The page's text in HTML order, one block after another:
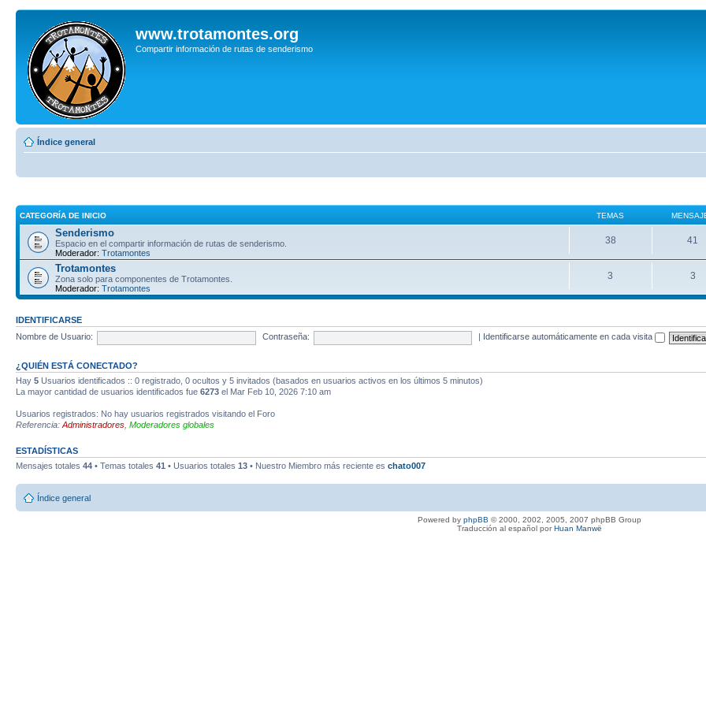
www.trotamontes.org
Compartir información de rutas de senderismo
Índice general
CATEGORÍA DE INICIO TEMAS
Senderismo
Espacio en el compartir información de rutas de senderismo.
Moderador: Trotamontes
38 41
Trotamontes
Zona solo para componentes de Trotamontes.
Moderador: Trotamontes
3 3
IDENTIFICARSE
Nombre de Usuario:
Contraseña: Identificarse automáticamente en cada visita
¿QUIÉN ESTÁ CONECTADO?
Hay 5 Usuarios identificados :: 0 registrado, 0 ocultos y 5 invitados (basados en usuarios activos en los últimos 5 minutos)
La mayor cantidad de usuarios identificados fue 6273 el Mar Feb 10, 2026 7:10 am
Usuarios registrados: No hay usuarios registrados visitando el Foro
Referencia: Administradores Moderadores globales
ESTADÍSTICAS
Mensajes totales 44 • Temas totales 41 • Usuarios totales 13 • Nuestro Miembro más reciente es chato007
Índice general
Powered by phpBB © 2000, 2002, 2005, 2007 phpBB Group
Traducción al español porHuan Manwë